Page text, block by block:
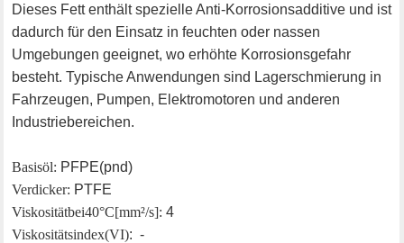
Dieses Fett enthält spezielle Anti-Korrosionsadditive und ist
dadurch für den Einsatz in feuchten oder nassen
Umgebungen geeignet, wo erhöhte Korrosionsgefahr
besteht. Typische Anwendungen sind Lagerschmierung in
Fahrzeugen, Pumpen, Elektromotoren und anderen
Industriebereichen.
Basisöl: PFPE(pnd)
Verdicker: PTFE
Viskosität bei 40°C [mm²/s]: 4
Viskositätsindex (VI): -